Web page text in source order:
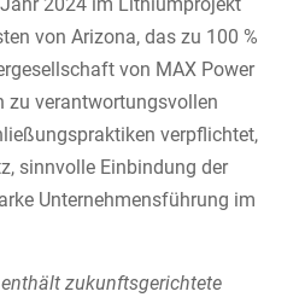
von Arizona, das zu 100 %
von MAX Power
zu verantwortungsvollen
verpflichtet,
sinnvolle Einbindung der
Unternehmensführung im
zukunftsgerichtete